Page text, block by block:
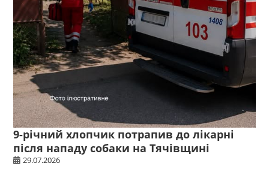
9-річний хлопчик потрапив до лікарні
після нападу собаки на Тячівщині
29.07.2026